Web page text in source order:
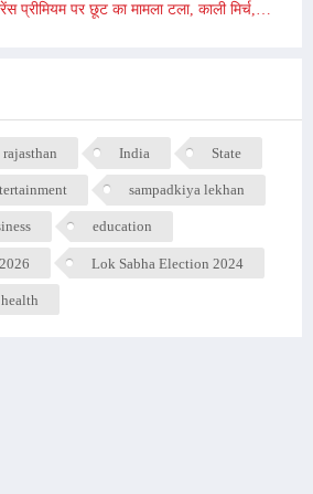
प्रीमियम पर छूट का मामला टला, काली मिर्च,
rajasthan India State
sampadkiya lekhan
education
Lok Sabha Election 2024
health